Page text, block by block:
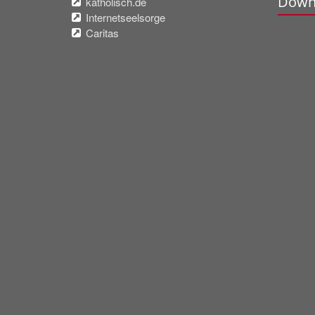
Internetseelsorge
Caritas